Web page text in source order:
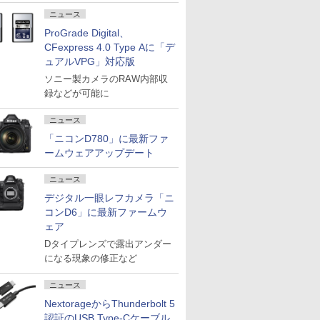
ニュース
ProGrade Digital、
CFexpress 4.0 Type Aに「デ
ュアルVPG」対応版
ソニー製カメラのRAW内部収
録などが可能に
ニュース
「ニコンD780」に最新ファ
ームウェアアップデート
ニュース
デジタル一眼レフカメラ「ニ
コンD6」に最新ファームウ
ェア
Dタイプレンズで露出アンダー
になる現象の修正など
ニュース
NextorageからThunderbolt 5